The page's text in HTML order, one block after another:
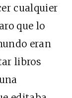
cualquier
que lo
eran
libros